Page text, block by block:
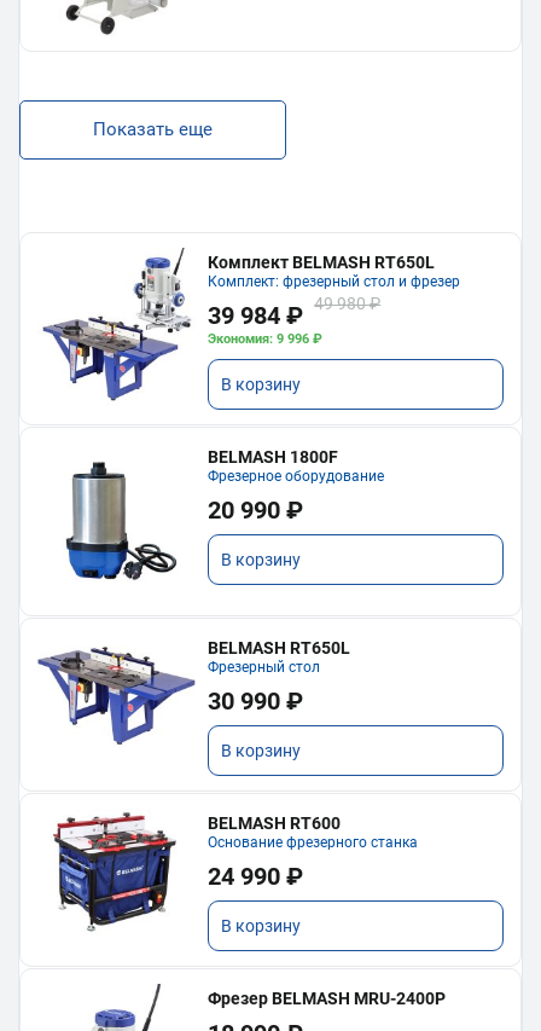
Показать еще
Комплект BELMASH RT650L
Комплект: фрезерный стол и фрезер
39 984 ₽ 49 980 ₽
Экономия: 9 996 ₽
В корзину
BELMASH 1800F
Фрезерное оборудование
20 990 ₽
В корзину
BELMASH RT650L
Фрезерный стол
30 990 ₽
В корзину
BELMASH RT600
Основание фрезерного станка
24 990 ₽
В корзину
Фрезер BELMASH MRU-2400P